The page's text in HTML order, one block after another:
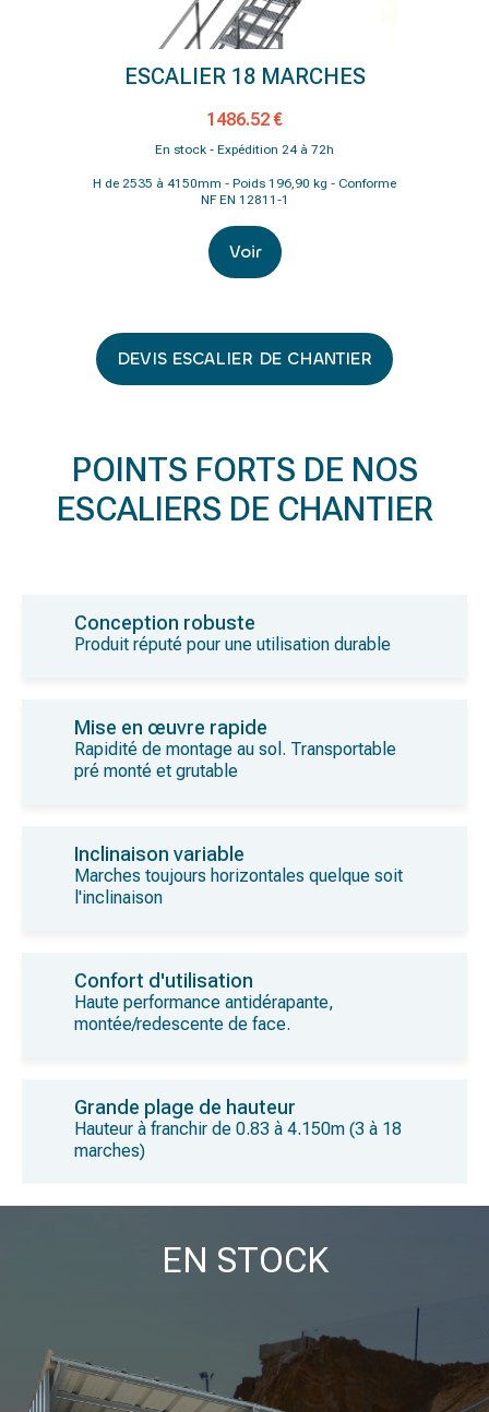
ESCALIER 18 MARCHES
1486.52 €
En stock - Expédition 24 à 72h
H de 2535 à 4150mm - Poids 196,90 kg - Conforme
NF EN 12811-1
Voir
DEVIS ESCALIER DE CHANTIER
POINTS FORTS DE NOS
ESCALIERS DE CHANTIER
Conception robuste
Produit réputé pour une utilisation durable
Mise en œuvre rapide
Rapidité de montage au sol. Transportable
pré monté et grutable
Inclinaison variable
Marches toujours horizontales quelque soit
l'inclinaison
Confort d'utilisation
Haute performance antidérapante,
montée/redescente de face.
Grande plage de hauteur
Hauteur à franchir de 0.83 à 4.150m (3 à 18
marches)
EN STOCK